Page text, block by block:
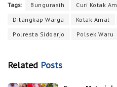
Tags: Bungurasih Curi Kotak
Ditangkap Warga
Kotak Amal
Polresta Sidoarjo
Polsek Waru
Related Posts